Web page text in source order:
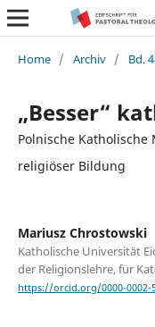
Home / Archiv / Bd.
„Besser“
Polnische
religiöser Bildung
Mariusz Chrostowski
Katholische Universität
der Religionslehre, für
https://orcid.org/0000-0002-